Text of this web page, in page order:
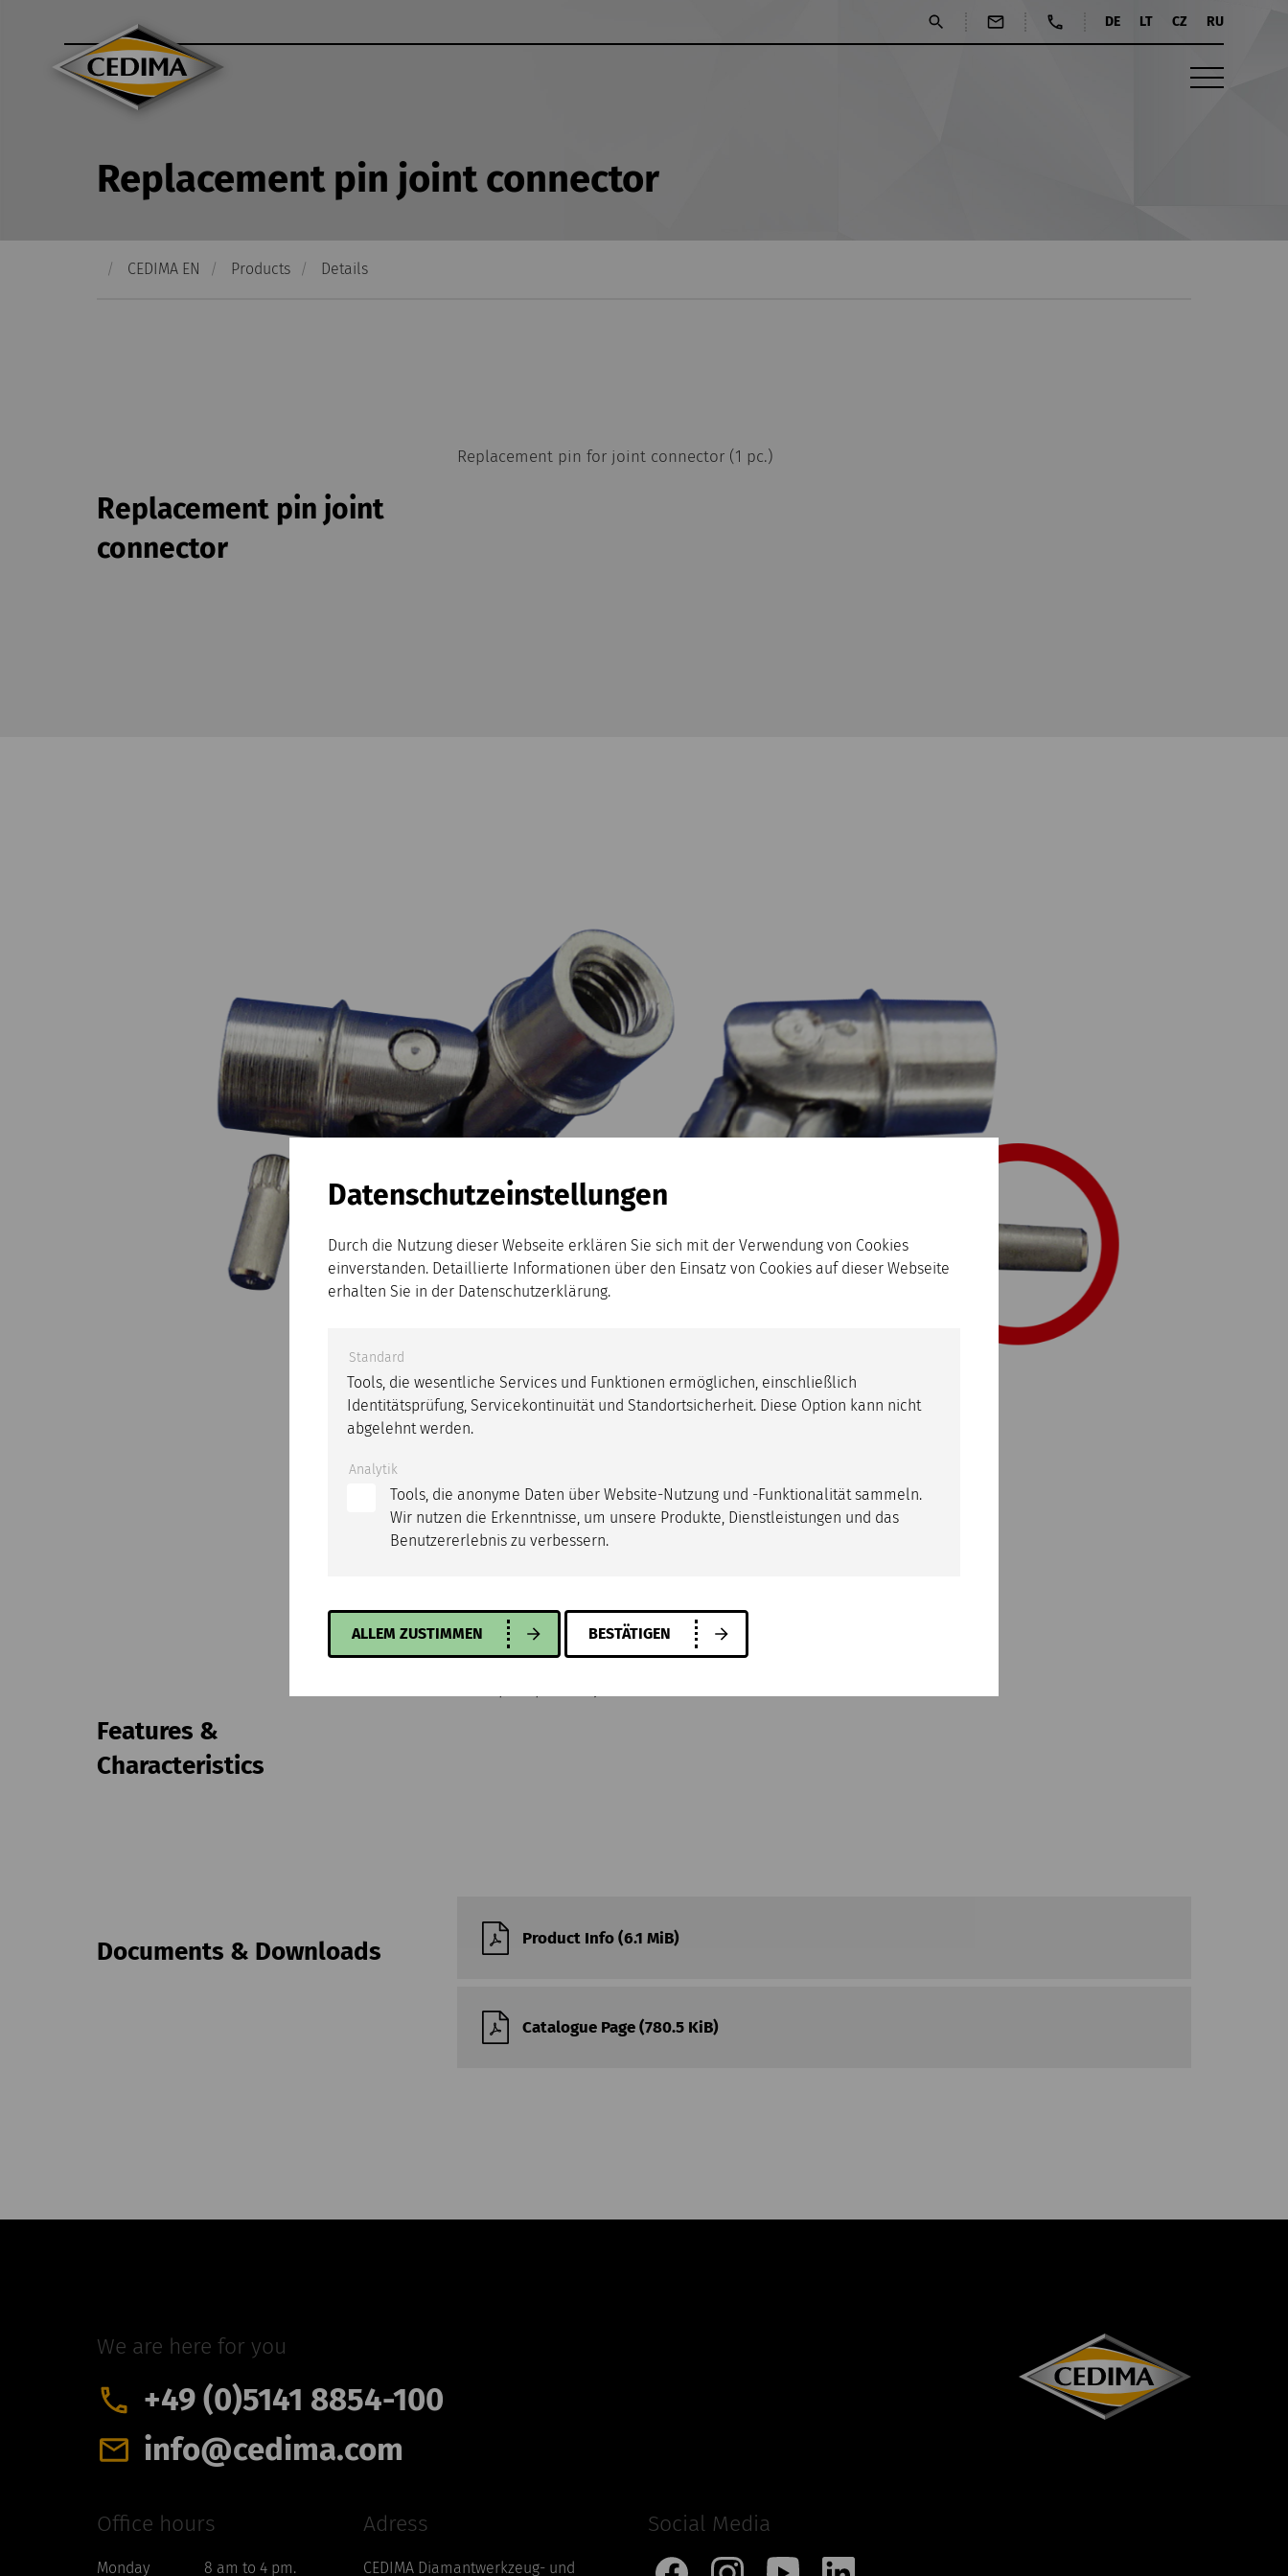
Anrufen DE LT CZ RU
Replacement pin joint connector
CEDIMA EN Products Details
Replacement pin joint
connector
Replacement pin for joint connector (1 pc.)
Features &
Characteristics
Documents & Downloads Product Info (6.1 MiB)
Catalogue Page (780.5 KiB)
We are here for you
+49 (0)5141 8854-100
info@cedima.com
Office hours
Monday 8 am to 4 pm.
Adress
CEDIMA Diamantwerkzeug- und
Social Media
CEDIMA Celle
Datenschutz­einstellungen
Durch die Nutzung dieser Webseite erklären Sie sich mit der Verwendung von Cookies
einverstanden. Detaillierte Informationen über den Einsatz von Cookies auf dieser Webseite
erhalten Sie in der Datenschutzerklärung.
Standard
Tools, die wesentliche Services und Funktionen ermöglichen, einschließlich
Identitätsprüfung, Servicekontinuität und Standortsicherheit. Diese Option kann nicht
abgelehnt werden.
Analytik
Tools, die anonyme Daten über Website-Nutzung und -Funktionalität sammeln.
Wir nutzen die Erkenntnisse, um unsere Produkte, Dienstleistungen und das
Benutzererlebnis zu verbessern.
ALLEM ZUSTIMMEN BESTÄTIGEN